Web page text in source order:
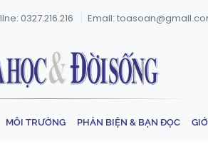
0327.216.216 Email:
MÔI TRƯỜNG PHẢN BIỆN & BẠN ĐỌC